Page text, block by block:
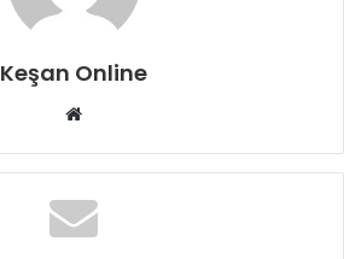
Keşan Online
Web